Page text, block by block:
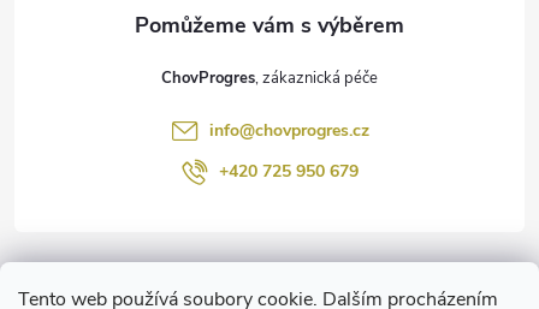
Tento web používá soubory cookie. Dalším procházením
ChovProgres
info@chovprogres.cz
+420 725 950 679